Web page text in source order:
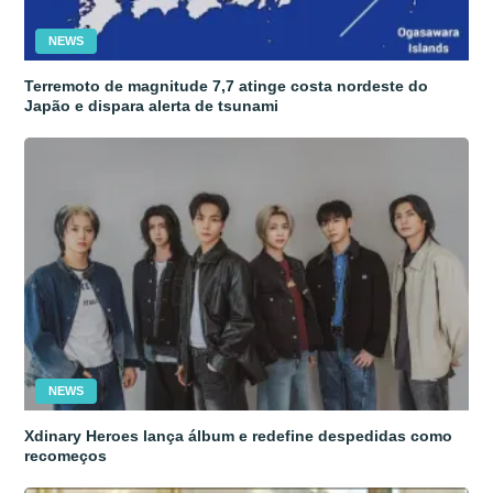
NEWS
Terremoto de magnitude 7,7 atinge costa nordeste do
Japão e dispara alerta de tsunami
NEWS
Xdinary Heroes lança álbum e redefine despedidas como
recomeços